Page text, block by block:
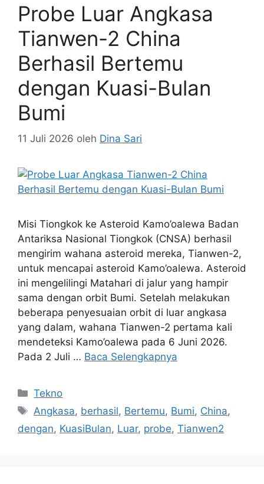
Probe Luar Angkasa
Tianwen-2 China
Berhasil Bertemu
dengan Kuasi-Bulan
Bumi
11 Juli 2026 oleh Dina Sari
Misi Tiongkok ke Asteroid Kamo’oalewa Badan
Antariksa Nasional Tiongkok (CNSA) berhasil
mengirim wahana asteroid mereka, Tianwen-2,
untuk mencapai asteroid Kamo’oalewa. Asteroid
ini mengelilingi Matahari di jalur yang hampir
sama dengan orbit Bumi. Setelah melakukan
beberapa penyesuaian orbit di luar angkasa
yang dalam, wahana Tianwen-2 pertama kali
mendeteksi Kamo’oalewa pada 6 Juni 2026.
Pada 2 Juli … Baca Selengkapnya
Kategori
Tekno
Tag
Angkasa, berhasil, Bertemu, Bumi, China,
dengan, KuasiBulan, Luar, probe, Tianwen2